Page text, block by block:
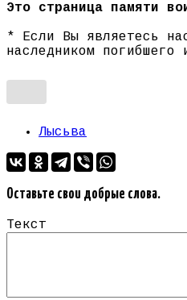
Это страница памяти
* Если Вы являетесь
наследником
Лысьва
Оставьте свои добрые слова.
Текст